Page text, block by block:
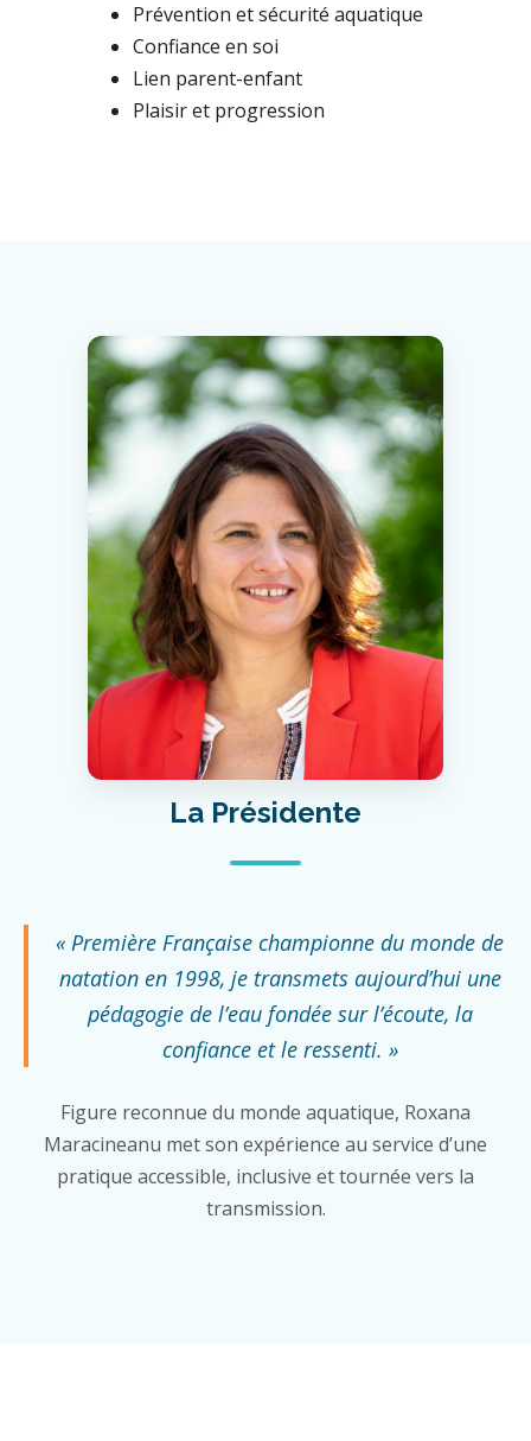
Prévention et sécurité aquatique
Confiance en soi
Lien parent-enfant
Plaisir et progression
La Présidente
« Première Française championne du monde de
natation en 1998, je transmets aujourd’hui une
pédagogie de l’eau fondée sur l’écoute, la
confiance et le ressenti. »
Figure reconnue du monde aquatique, Roxana
Maracineanu met son expérience au service d’une
pratique accessible, inclusive et tournée vers la
transmission.